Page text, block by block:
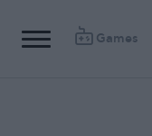
Games